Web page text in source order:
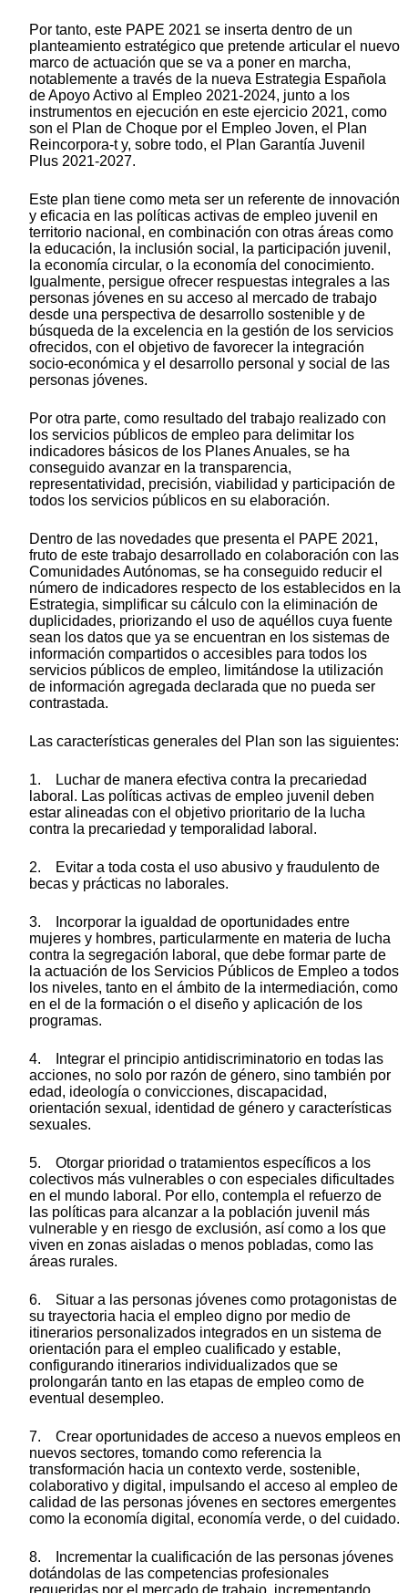
Por tanto, este PAPE 2021 se inserta dentro de un
planteamiento estratégico que pretende articular el nuevo
marco de actuación que se va a poner en marcha,
notablemente a través de la nueva Estrategia Española
de Apoyo Activo al Empleo 2021-2024, junto a los
instrumentos en ejecución en este ejercicio 2021, como
son el Plan de Choque por el Empleo Joven, el Plan
Reincorpora-t y, sobre todo, el Plan Garantía Juvenil
Plus 2021-2027.
Este plan tiene como meta ser un referente de innovación
y eficacia en las políticas activas de empleo juvenil en
territorio nacional, en combinación con otras áreas como
la educación, la inclusión social, la participación juvenil,
la economía circular, o la economía del conocimiento.
Igualmente, persigue ofrecer respuestas integrales a las
personas jóvenes en su acceso al mercado de trabajo
desde una perspectiva de desarrollo sostenible y de
búsqueda de la excelencia en la gestión de los servicios
ofrecidos, con el objetivo de favorecer la integración
socio-económica y el desarrollo personal y social de las
personas jóvenes.
Por otra parte, como resultado del trabajo realizado con
los servicios públicos de empleo para delimitar los
indicadores básicos de los Planes Anuales, se ha
conseguido avanzar en la transparencia,
representatividad, precisión, viabilidad y participación de
todos los servicios públicos en su elaboración.
Dentro de las novedades que presenta el PAPE 2021,
fruto de este trabajo desarrollado en colaboración con las
Comunidades Autónomas, se ha conseguido reducir el
número de indicadores respecto de los establecidos en la
Estrategia, simplificar su cálculo con la eliminación de
duplicidades, priorizando el uso de aquéllos cuya fuente
sean los datos que ya se encuentran en los sistemas de
información compartidos o accesibles para todos los
servicios públicos de empleo, limitándose la utilización
de información agregada declarada que no pueda ser
contrastada.
Las características generales del Plan son las siguientes:
1. Luchar de manera efectiva contra la precariedad
laboral. Las políticas activas de empleo juvenil deben
estar alineadas con el objetivo prioritario de la lucha
contra la precariedad y temporalidad laboral.
2. Evitar a toda costa el uso abusivo y fraudulento de
becas y prácticas no laborales.
3. Incorporar la igualdad de oportunidades entre
mujeres y hombres, particularmente en materia de lucha
contra la segregación laboral, que debe formar parte de
la actuación de los Servicios Públicos de Empleo a todos
los niveles, tanto en el ámbito de la intermediación, como
en el de la formación o el diseño y aplicación de los
programas.
4. Integrar el principio antidiscriminatorio en todas las
acciones, no solo por razón de género, sino también por
edad, ideología o convicciones, discapacidad,
orientación sexual, identidad de género y características
sexuales.
5. Otorgar prioridad o tratamientos específicos a los
colectivos más vulnerables o con especiales dificultades
en el mundo laboral. Por ello, contempla el refuerzo de
las políticas para alcanzar a la población juvenil más
vulnerable y en riesgo de exclusión, así como a los que
viven en zonas aisladas o menos pobladas, como las
áreas rurales.
6. Situar a las personas jóvenes como protagonistas de
su trayectoria hacia el empleo digno por medio de
itinerarios personalizados integrados en un sistema de
orientación para el empleo cualificado y estable,
configurando itinerarios individualizados que se
prolongarán tanto en las etapas de empleo como de
eventual desempleo.
7. Crear oportunidades de acceso a nuevos empleos en
nuevos sectores, tomando como referencia la
transformación hacia un contexto verde, sostenible,
colaborativo y digital, impulsando el acceso al empleo de
calidad de las personas jóvenes en sectores emergentes
como la economía digital, economía verde, o del cuidado.
8. Incrementar la cualificación de las personas jóvenes
dotándolas de las competencias profesionales
requeridas por el mercado de trabajo, incrementando